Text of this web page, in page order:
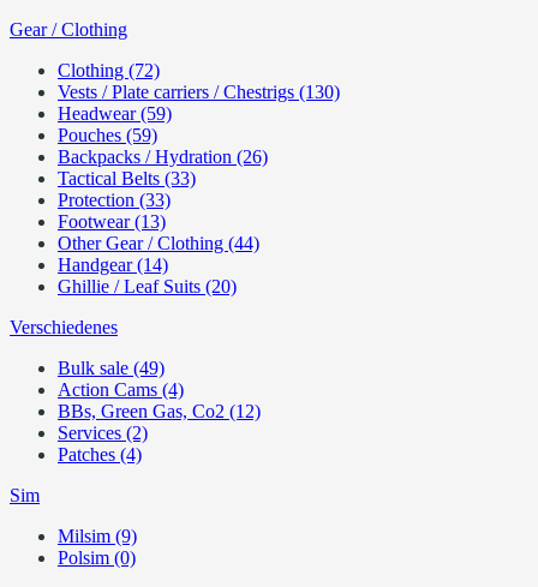
Gear / Clothing
Clothing (72)
Vests / Plate carriers / Chestrigs (130)
Headwear (59)
Pouches (59)
Backpacks / Hydration (26)
Tactical Belts (33)
Protection (33)
Footwear (13)
Other Gear / Clothing (44)
Handgear (14)
Ghillie / Leaf Suits (20)
Verschiedenes
Bulk sale (49)
Action Cams (4)
BBs, Green Gas, Co2 (12)
Services (2)
Patches (4)
Sim
Milsim (9)
Polsim (0)